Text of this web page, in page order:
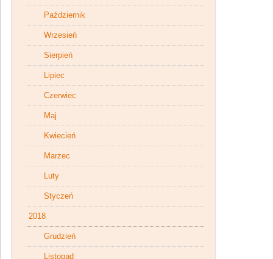
Październik
Wrzesień
Sierpień
Lipiec
Czerwiec
Maj
Kwiecień
Marzec
Luty
Styczeń
2018
Grudzień
Listopad